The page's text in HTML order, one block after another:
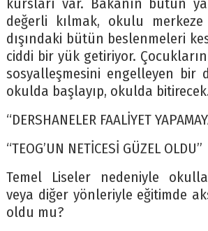
kursları var. Bakanın bütün
değerli kılmak, okulu
dışındaki bütün beslenmeleri
ciddi bir yük getiriyor.
sosyalleşmesini engelleyen bir
okulda başlayıp, okulda
“DERSHANELER FAALİYET
“TEOG’UN NETİCESİ GÜZEL OLDU”
Temel Liseler nedeniyle
veya diğer yönleriyle eğitimde
oldu mu?